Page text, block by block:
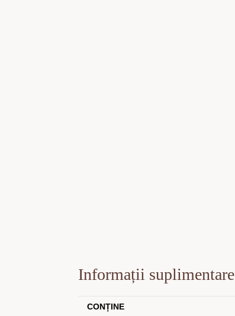
Informații suplimentare
CONȚINE